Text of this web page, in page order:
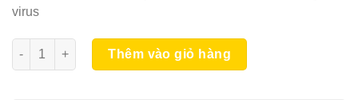
virus
Dulux Easyclean Lau Chùi Vượt Trội Kháng Virus 99A 1L số
Thêm vào giỏ hàng